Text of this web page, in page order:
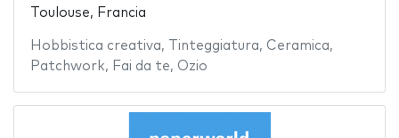
Toulouse, Francia
Hobbistica creativa, Tinteggiatura, Ceramica,
Patchwork, Fai da te, Ozio